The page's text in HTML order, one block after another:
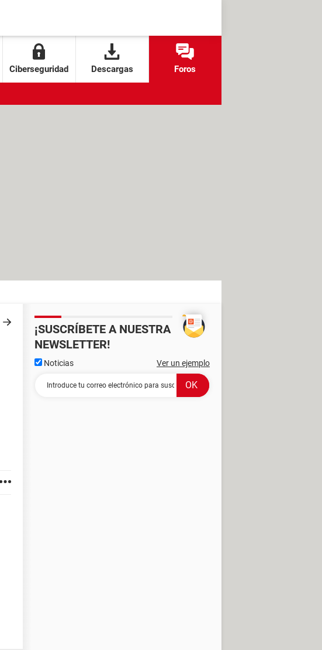
Ciberseguridad Descargas Foros
¡SUSCRÍBETE A NUESTRA
NEWSLETTER!
Noticias Ver un ejemplo